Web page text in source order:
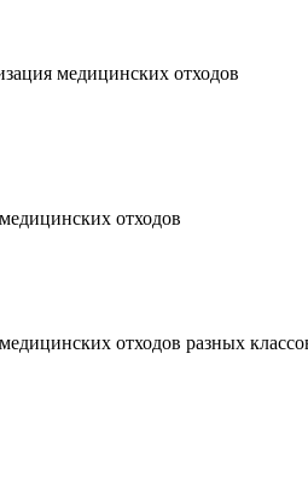
медицинских отходов
отходов
отходов разных